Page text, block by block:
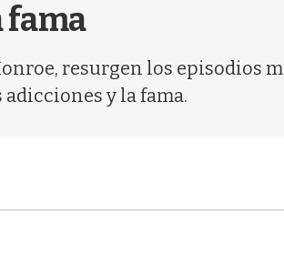
fama
resurgen los episodios
y la fama.